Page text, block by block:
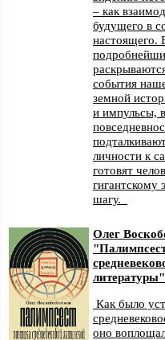
– как
будущего в
настоящего.
события
земной
и импульсы,
личности к
готовят
гигантскому
шагу.
Олег
Как было
оно